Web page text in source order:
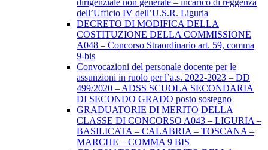
dirigenziale non generale – incarico di reggenza
dell’Ufficio IV dell’U.S.R. Liguria
DECRETO DI MODIFICA DELLA
COSTITUZIONE DELLA COMMISSIONE
A048 – Concorso Straordinario art. 59, comma
9-bis
Convocazioni del personale docente per le
assunzioni in ruolo per l’a.s. 2022-2023 – DD
499/2020 – ADSS SCUOLA SECONDARIA
DI SECONDO GRADO posto sostegno
GRADUATORIE DI MERITO DELLA
CLASSE DI CONCORSO A043 – LIGURIA –
BASILICATA – CALABRIA – TOSCANA –
MARCHE – COMMA 9 BIS